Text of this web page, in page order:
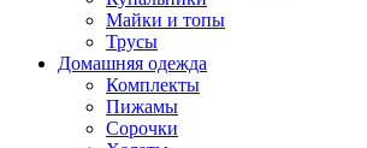
Майки и топы
Трусы
Домашняя одежда
Комплекты
Пижамы
Сорочки